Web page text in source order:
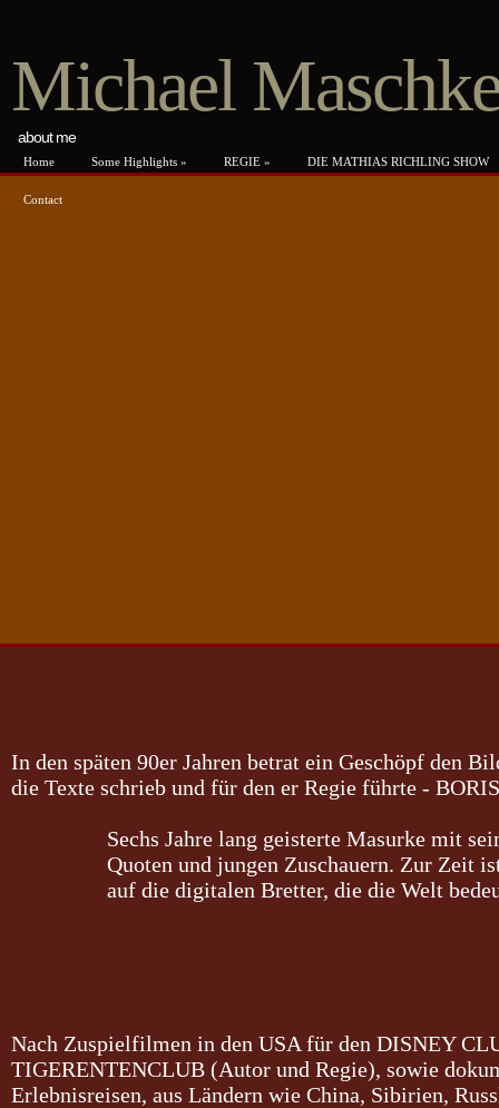
Michael
about me
Home Some Highlights » REGIE » DIE MATHIAS RICHLING SHOW
Contact
In den späten 90er Jahren betrat ein Geschöpf den
die Texte schrieb und für den er Regie führte -
Sechs Jahre lang geisterte Masurke mit
Quoten und jungen Zuschauern. Zur Zeit
auf die digitalen Bretter, die die Welt
Nach Zuspielfilmen in den USA für den DISNEY
TIGERENTENCLUB (Autor und Regie), sowie
Erlebnisreisen, aus Ländern wie China, Sibirien,